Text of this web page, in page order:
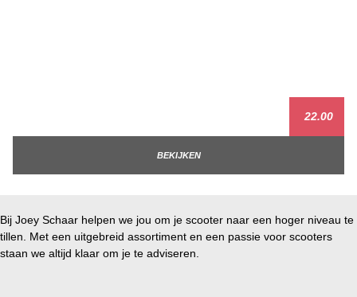
22.00
BEKIJKEN
Bij Joey Schaar helpen we jou om je scooter naar een hoger niveau te
tillen. Met een uitgebreid assortiment en een passie voor scooters
staan we altijd klaar om je te adviseren.